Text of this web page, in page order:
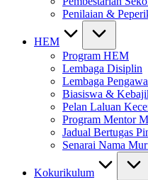
Penilaian &
HEM
Program HEM
Lembaga Disiplin
Lembaga
Biasiswa &
Pelan Laluan
Program Mentor
Jadual Bertugas
Senarai Nama
Kokurikulum